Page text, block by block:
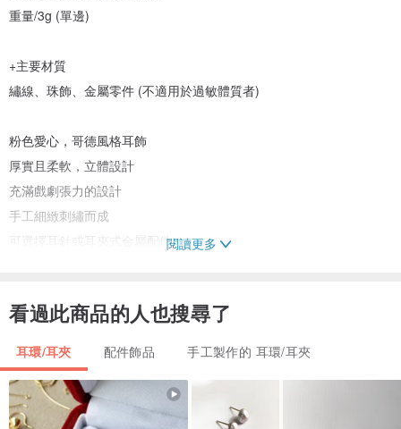
重量/3g (單邊)
+主要材質
繡線、珠飾、金屬零件 (不適用於過敏體質者)
粉色愛心，哥德風格耳飾
厚實且柔軟，立體設計
充滿戲劇張力的設計
手工細緻刺繡而成
可選擇耳針或耳夾式金屬配件
-------------------------------
感謝您在眾多商品中瀏覽此件。
- 我們在多個平台同步販售，庫存共享。若於訂購時發生缺貨情況，
閱讀更多
看過此商品的人也搜尋了
耳環/耳夾 配件飾品 手工製作的 耳環/耳夾